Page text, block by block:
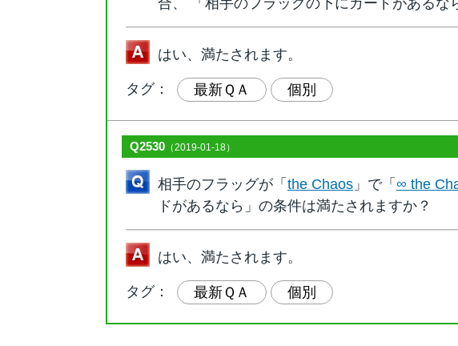
はい、満たされます。
タグ： 最新ＱＡ 個別
Q2530 （2019-01-18）
相手のフラッグが「 the Chaos 」で「 ∞ the
ドがあるなら」の条件は満たされますか？
はい、満たされます。
タグ： 最新ＱＡ 個別